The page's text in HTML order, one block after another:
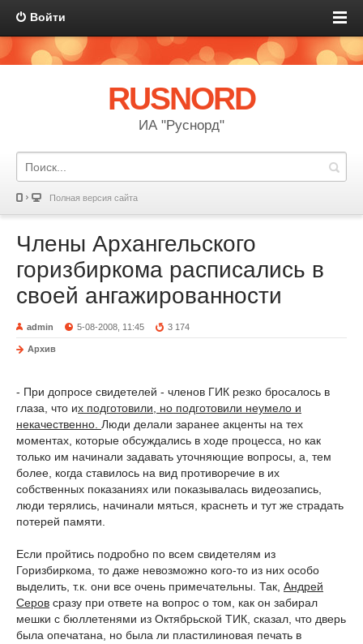
Войти
RUSNORD
ИА "Руснорд"
Полная версия сайта
Члены Архангельского
горизбиркома расписались в
своей ангажированности
admin 5-08-2008, 11:45 3 174
Архив
- При допросе свидетелей - членов ГИК резко бросалось в
глаза, что их подготовили, но подготовили неумело и
некачественно. Люди делали заранее акценты на тех
моментах, которые обсуждались в ходе процесса, но как
только им начинали задавать уточняющие вопросы, а, тем
более, когда ставилось на вид противоречие в их
собственных показаниях или показывалась видеозапись,
люди терялись, начинали мяться, краснеть и тут же страдать
потерей памяти.
Если пройтись подробно по всем свидетелям из
Горизбиркома, то даже невозможно кого-то из них особо
выделить, т.к. они все очень примечательны. Так, Андрей
Серов сразу при ответе на вопрос о том, как он забирал
мешки с бюллетенями из Октябрьской ТИК, сказал, что дверь
была опечатана, но была ли пластилиновая печать в